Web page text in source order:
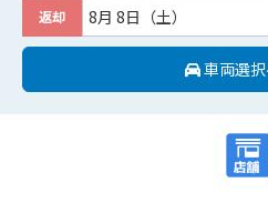
返却 8月 8日（土）
車両選